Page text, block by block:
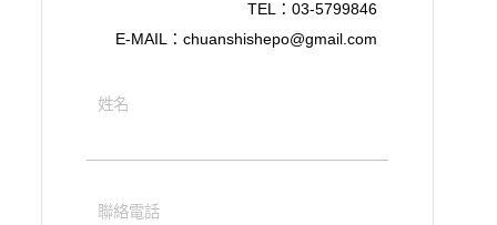
TEL： 03-5799846
E-MAIL： chuanshishepo@gmail.com
姓名
聯絡電話